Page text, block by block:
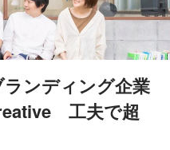
ンディング企業
工夫で超